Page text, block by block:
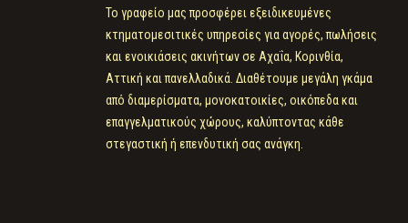
Το γραφείο μας προσφέρει εξειδικευμένες
κτηματομεσιτικές υπηρεσίες για αγορές, πωλήσεις
και ενοικιάσεις ακινήτων σε Αχαΐα, Κορινθία,
Αττική και πανελλαδικά. Διαθέτουμε μεγάλη γκάμα
από διαμερίσματα, μονοκατοικίες, οικόπεδα και
επαγγελματικούς χώρους, καλύπτοντας κάθε
στεγαστική ή επενδυτική σας ανάγκη.